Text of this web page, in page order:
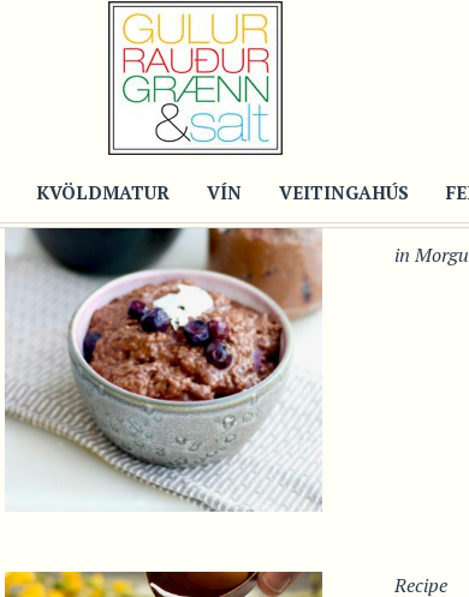
KVÖLDMATUR VÍN VEITINGAHÚSFyrir 2
in
Recipe